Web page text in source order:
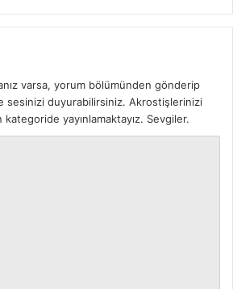
varsa, yorum bölümünden gönderip
sesinizi duyurabilirsiniz. Akrostişlerinizi
yayınlamaktayız. Sevgiler.